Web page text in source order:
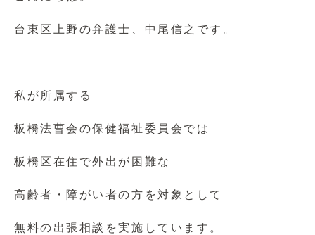
台東区上野の弁護士、中尾信之です。
私が所属する
板橋法曹会の保健福祉委員会では
板橋区在住で外出が困難な
高齢者・障がい者の方を対象として
無料の出張相談を実施しています。